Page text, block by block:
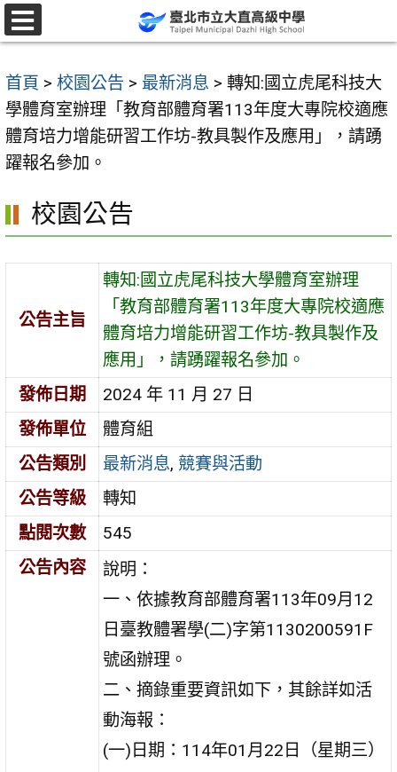
跳
至
要
內
容
區
首頁 > 校園公告 > 最新消息 > 轉知:國立虎尾科技大
學體育室辦理「教育部體育署113年度大專院校適應
體育培力增能研習工作坊-教具製作及應用」，請踴
躍報名參加。
校園公告
公告主旨
轉知:國立虎尾科技大學體育室辦理
「教育部體育署113年度大專院校適應
體育培力增能研習工作坊-教具製作及
應用」，請踴躍報名參加。
發佈日期
2024 年 11 月 27 日
發佈單位
體育組
公告類別
最新消息, 競賽與活動
公告等級
轉知
點閱次數
545
公告內容
說明：
一、依據教育部體育署113年09月12
日臺教體署學(二)字第1130200591F
號函辦理。
二、摘錄重要資訊如下，其餘詳如活
動海報：
(一)日期：114年01月22日（星期三）
選
單